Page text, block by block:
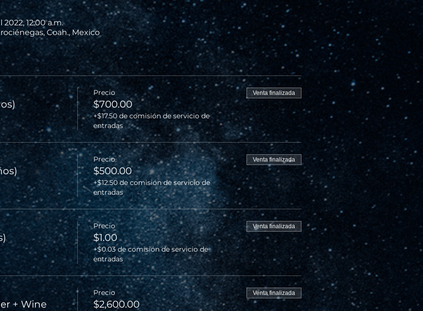
2022, 12:00 a.m.
Coah., Mexico
Precio
$700.00
+$17.50 de comisión de servicio de
entradas
Venta finalizada
Precio
$500.00
+$12.50 de comisión de servicio de
entradas
Venta finalizada
Precio
$1.00
+$0.03 de comisión de servicio de
entradas
Venta finalizada
+ Wine
Precio
$2,600.00
Venta finalizada